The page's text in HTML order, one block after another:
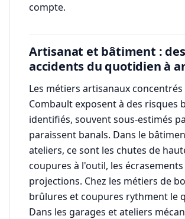
compte.
Artisanat et bâtiment : des
accidents du quotidien à
Les métiers artisanaux
Combault exposent à des risques
identifiés, souvent sous-estimés
paraissent banals. Dans le
ateliers, ce sont les chutes de
coupures à l'outil, les écrasements
projections. Chez les métiers de
brûlures et coupures rythment le
Dans les garages et ateliers